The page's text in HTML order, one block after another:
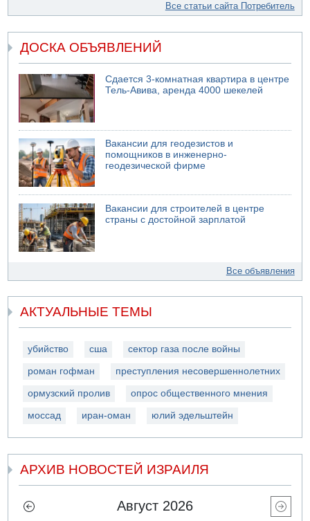
Все статьи сайта Потребитель
ДОСКА ОБЪЯВЛЕНИЙ
Сдается 3-комнатная квартира в центре
Тель-Авива, аренда 4000 шекелей
Вакансии для геодезистов и
помощников в инженерно-
геодезической фирме
Вакансии для строителей в центре
страны с достойной зарплатой
Все объявления
АКТУАЛЬНЫЕ ТЕМЫ
убийство сша сектор газа после войны
роман гофман преступления несовершеннолетних
ормузский пролив опрос общественного мнения
моссад иран-оман юлий эдельштейн
АРХИВ НОВОСТЕЙ ИЗРАИЛЯ
Август 2026